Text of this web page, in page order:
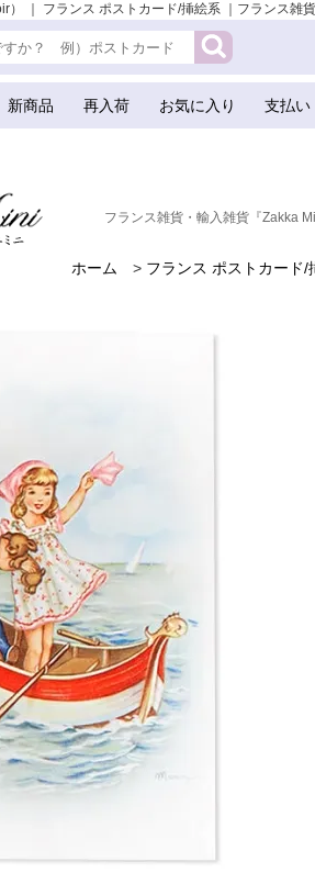
｜ フランス ポストカード/挿絵系 ｜フランス
新商品 再入荷 お気に入り 支払い
フランス雑貨・輸入雑貨『Zakka
ホーム > フランス ポストカード/
ホーム